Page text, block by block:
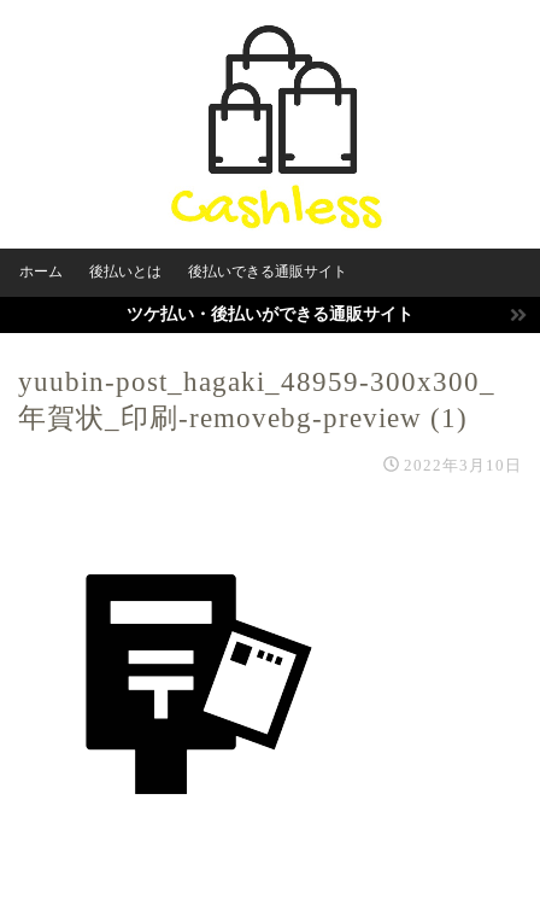
ホーム 後払いとは 後払いできる通販サイト
ツケ払い・後払いができる通販サイト
yuubin-post_hagaki_48959-300x300_
年賀状_印刷-removebg-preview (1)
2022年3月10日